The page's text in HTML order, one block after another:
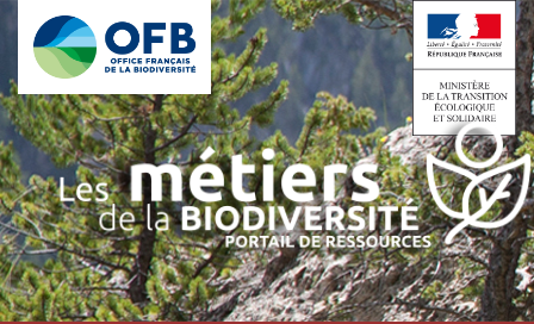
Aller au contenu principal